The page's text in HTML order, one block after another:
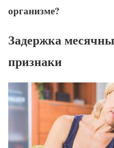
организме?
Задержка
признаки